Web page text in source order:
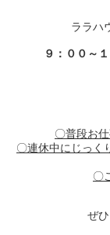
ララハ
９：００～
〇普段お
〇連休中にじっく
〇
ぜ